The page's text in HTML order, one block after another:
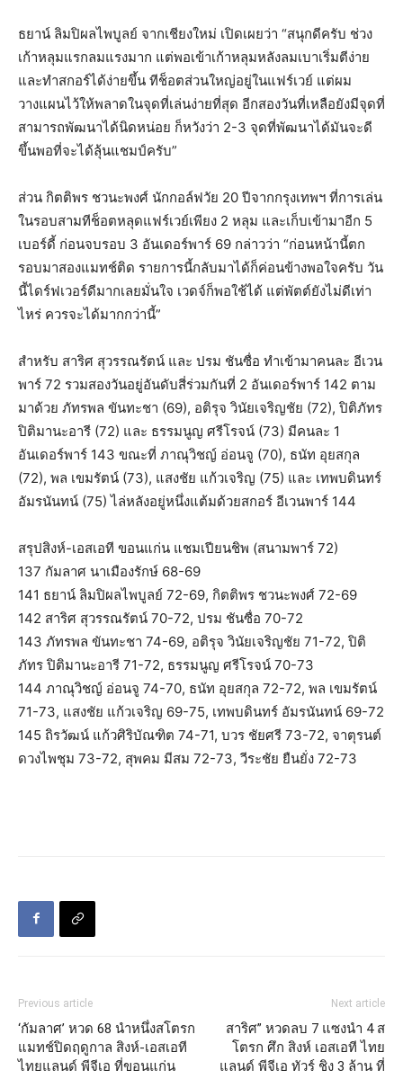
ธยาน์ ลิมปิผลไพบูลย์ จากเชียงใหม่ เปิดเผยว่า “สนุกดีครับ ช่วง
เก้าหลุมแรกลมแรงมาก แต่พอเข้าเก้าหลุมหลังลมเบาเริ่มตีง่าย
และทำสกอร์ได้ง่ายขึ้น ทีช็อตส่วนใหญ่อยู่ในแฟร์เวย์ แต่ผม
วางแผนไว้ให้พลาดในจุดที่เล่นง่ายที่สุด อีกสองวันที่เหลือยังมีจุดที่
สามารถพัฒนาได้นิดหน่อย ก็หวังว่า 2-3 จุดที่พัฒนาได้มันจะดี
ขึ้นพอที่จะได้ลุ้นแชมป์ครับ”
ส่วน กิตติพร ชวนะพงศ์ นักกอล์ฟวัย 20 ปีจากกรุงเทพฯ ที่การเล่น
ในรอบสามทีช็อตหลุดแฟร์เวย์เพียง 2 หลุม และเก็บเข้ามาอีก 5
เบอร์ดี้ ก่อนจบรอบ 3 อันเดอร์พาร์ 69 กล่าวว่า “ก่อนหน้านี้ตก
รอบมาสองแมทช์ติด รายการนี้กลับมาได้ก็ค่อนข้างพอใจครับ วัน
นี้ไดร์ฟเวอร์ดีมากเลยมั่นใจ เวดจ์ก็พอใช้ได้ แต่พัตต์ยังไม่ดีเท่า
ไหร่ ควรจะได้มากกว่านี้”
สำหรับ สาริศ สุวรรณรัตน์ และ ปรม ชันซื่อ ทำเข้ามาคนละ อีเวน
พาร์ 72 รวมสองวันอยู่อันดับสี่ร่วมกันที่ 2 อันเดอร์พาร์ 142 ตาม
มาด้วย ภัทรพล ขันทะชา (69), อติรุจ วินัยเจริญชัย (72), ปิติภัทร
ปิติมานะอารี (72) และ ธรรมนูญ ศรีโรจน์ (73) มีคนละ 1
อันเดอร์พาร์ 143 ขณะที่ ภาณุวิชญ์ อ่อนจู (70), ธนัท อุยสกุล
(72), พล เขมรัตน์ (73), แสงชัย แก้วเจริญ (75) และ เทพบดินทร์
อัมรนันทน์ (75) ไล่หลังอยู่หนึ่งแต้มด้วยสกอร์ อีเวนพาร์ 144
สรุปสิงห์-เอสเอที ขอนแก่น แชมเปียนชิพ (สนามพาร์ 72)
137 กัมลาศ นาเมืองรักษ์ 68-69
141 ธยาน์ ลิมปิผลไพบูลย์ 72-69, กิตติพร ชวนะพงศ์ 72-69
142 สาริศ สุวรรณรัตน์ 70-72, ปรม ชันซื่อ 70-72
143 ภัทรพล ขันทะชา 74-69, อติรุจ วินัยเจริญชัย 71-72, ปิติ
ภัทร ปิติมานะอารี 71-72, ธรรมนูญ ศรีโรจน์ 70-73
144 ภาณุวิชญ์ อ่อนจู 74-70, ธนัท อุยสกุล 72-72, พล เขมรัตน์
71-73, แสงชัย แก้วเจริญ 69-75, เทพบดินทร์ อัมรนันทน์ 69-72
145 ถิรวัฒน์ แก้วศิริบัณฑิต 74-71, บวร ชัยศรี 73-72, จาตุรนต์
ดวงไพชุม 73-72, สุพคม มีสม 72-73, วีระชัย ยืนยั่ง 72-73
Previous article
‘กัมลาศ’ หวด 68 นำหนึ่งสโตรก
แมทช์ปิดฤดูกาล สิงห์-เอสเอที
ไทยแลนด์ พีจีเอ ที่ขอนแก่น
Next article
สาริศ” หวดลบ 7 แซงนำ 4 ส
โตรก ศึก สิงห์ เอสเอที ไทย
แลนด์ พีจีเอ ทัวร์ ชิง 3 ล้าน ที่